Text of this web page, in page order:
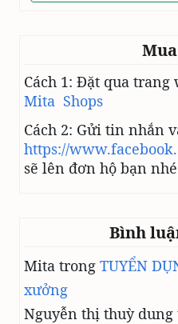
Cách 1: Đặt qua trang
Mita Shops
Cách 2: Gửi tin nhắn
https://
sẽ lên đơn hộ bạn nhé
Bình
Mita trong TUYỂN
xưởng
Nguyễn thị thuỳ dung